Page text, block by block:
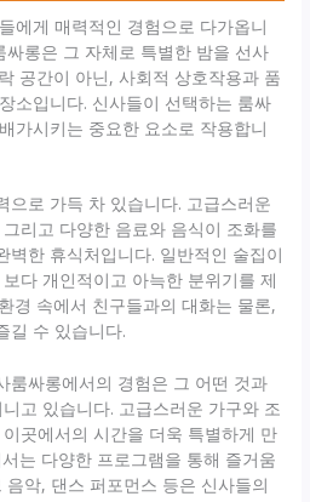
에게 매력적인 경험으로 다가옵니
롱은 그 자체로 특별한 밤을 선사
공간이 아닌, 사회적 상호작용과 품
소입니다. 신사들이 선택하는 룸싸
가시키는 중요한 요소로 작용합니
으로 가득 차 있습니다. 고급스러운
리고 다양한 음료와 음식이 조화를
벽한 휴식처입니다. 일반적인 술집이
다 개인적이고 아늑한 분위기를 제
경 속에서 친구들과의 대화는 물론,
길 수 있습니다.
룸싸롱에서의 경험은 그 어떤 것과
고 있습니다. 고급스러운 가구와 조
곳에서의 시간을 더욱 특별하게 만
는 다양한 프로그램을 통해 즐거움
악, 댄스 퍼포먼스 등은 신사들의